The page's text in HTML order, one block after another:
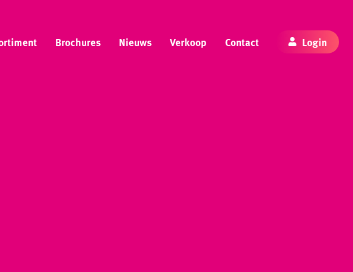
Brochures Nieuws Verkoop Contact Login